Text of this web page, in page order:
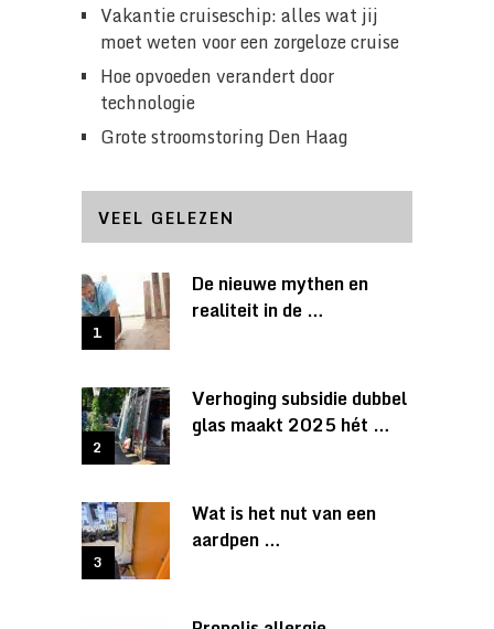
Vakantie cruiseschip: alles wat jij
moet weten voor een zorgeloze cruise
Hoe opvoeden verandert door
technologie
Grote stroomstoring Den Haag
VEEL GELEZEN
De nieuwe mythen en
realiteit in de …
Verhoging subsidie dubbel
glas maakt 2025 hét …
Wat is het nut van een
aardpen …